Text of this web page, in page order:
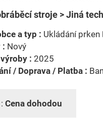
stroje > Jiná
a typ : Ukládání prken
: Nový
: 2025
/ Doprava / Platba :
Cena dohodou